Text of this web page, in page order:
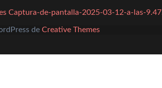
de Creative Themes